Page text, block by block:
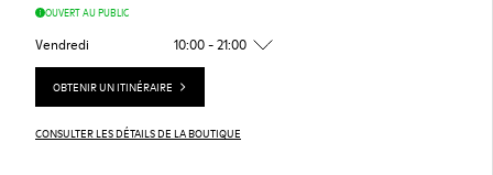
OUVERT AU PUBLIC
Vendredi 10:00 - 21:00
OBTENIR UN ITINÉRAIRE
CONSULTER LES DÉTAILS DE LA BOUTIQUE